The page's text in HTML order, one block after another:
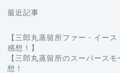
最近記事
【三郎丸蒸留所ファー・イー
感想！】
【三郎丸蒸留所のスーパース
想！